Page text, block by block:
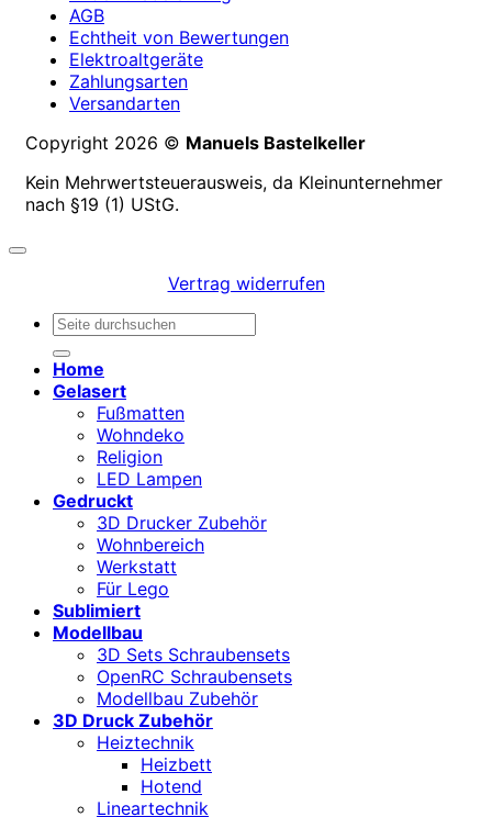
AGB
Echtheit von Bewertungen
Elektroaltgeräte
Zahlungsarten
Versandarten
Copyright 2026 © Manuels Bastelkeller
Kein Mehrwertsteuerausweis, da Kleinunternehmer
nach §19 (1) UStG.
Vertrag widerrufen
Suchen
nach:
Home
Gelasert
Fußmatten
Wohndeko
Religion
LED Lampen
Gedruckt
3D Drucker Zubehör
Wohnbereich
Werkstatt
Für Lego
Sublimiert
Modellbau
3D Sets Schraubensets
OpenRC Schraubensets
Modellbau Zubehör
3D Druck Zubehör
Heiztechnik
Heizbett
Hotend
Lineartechnik